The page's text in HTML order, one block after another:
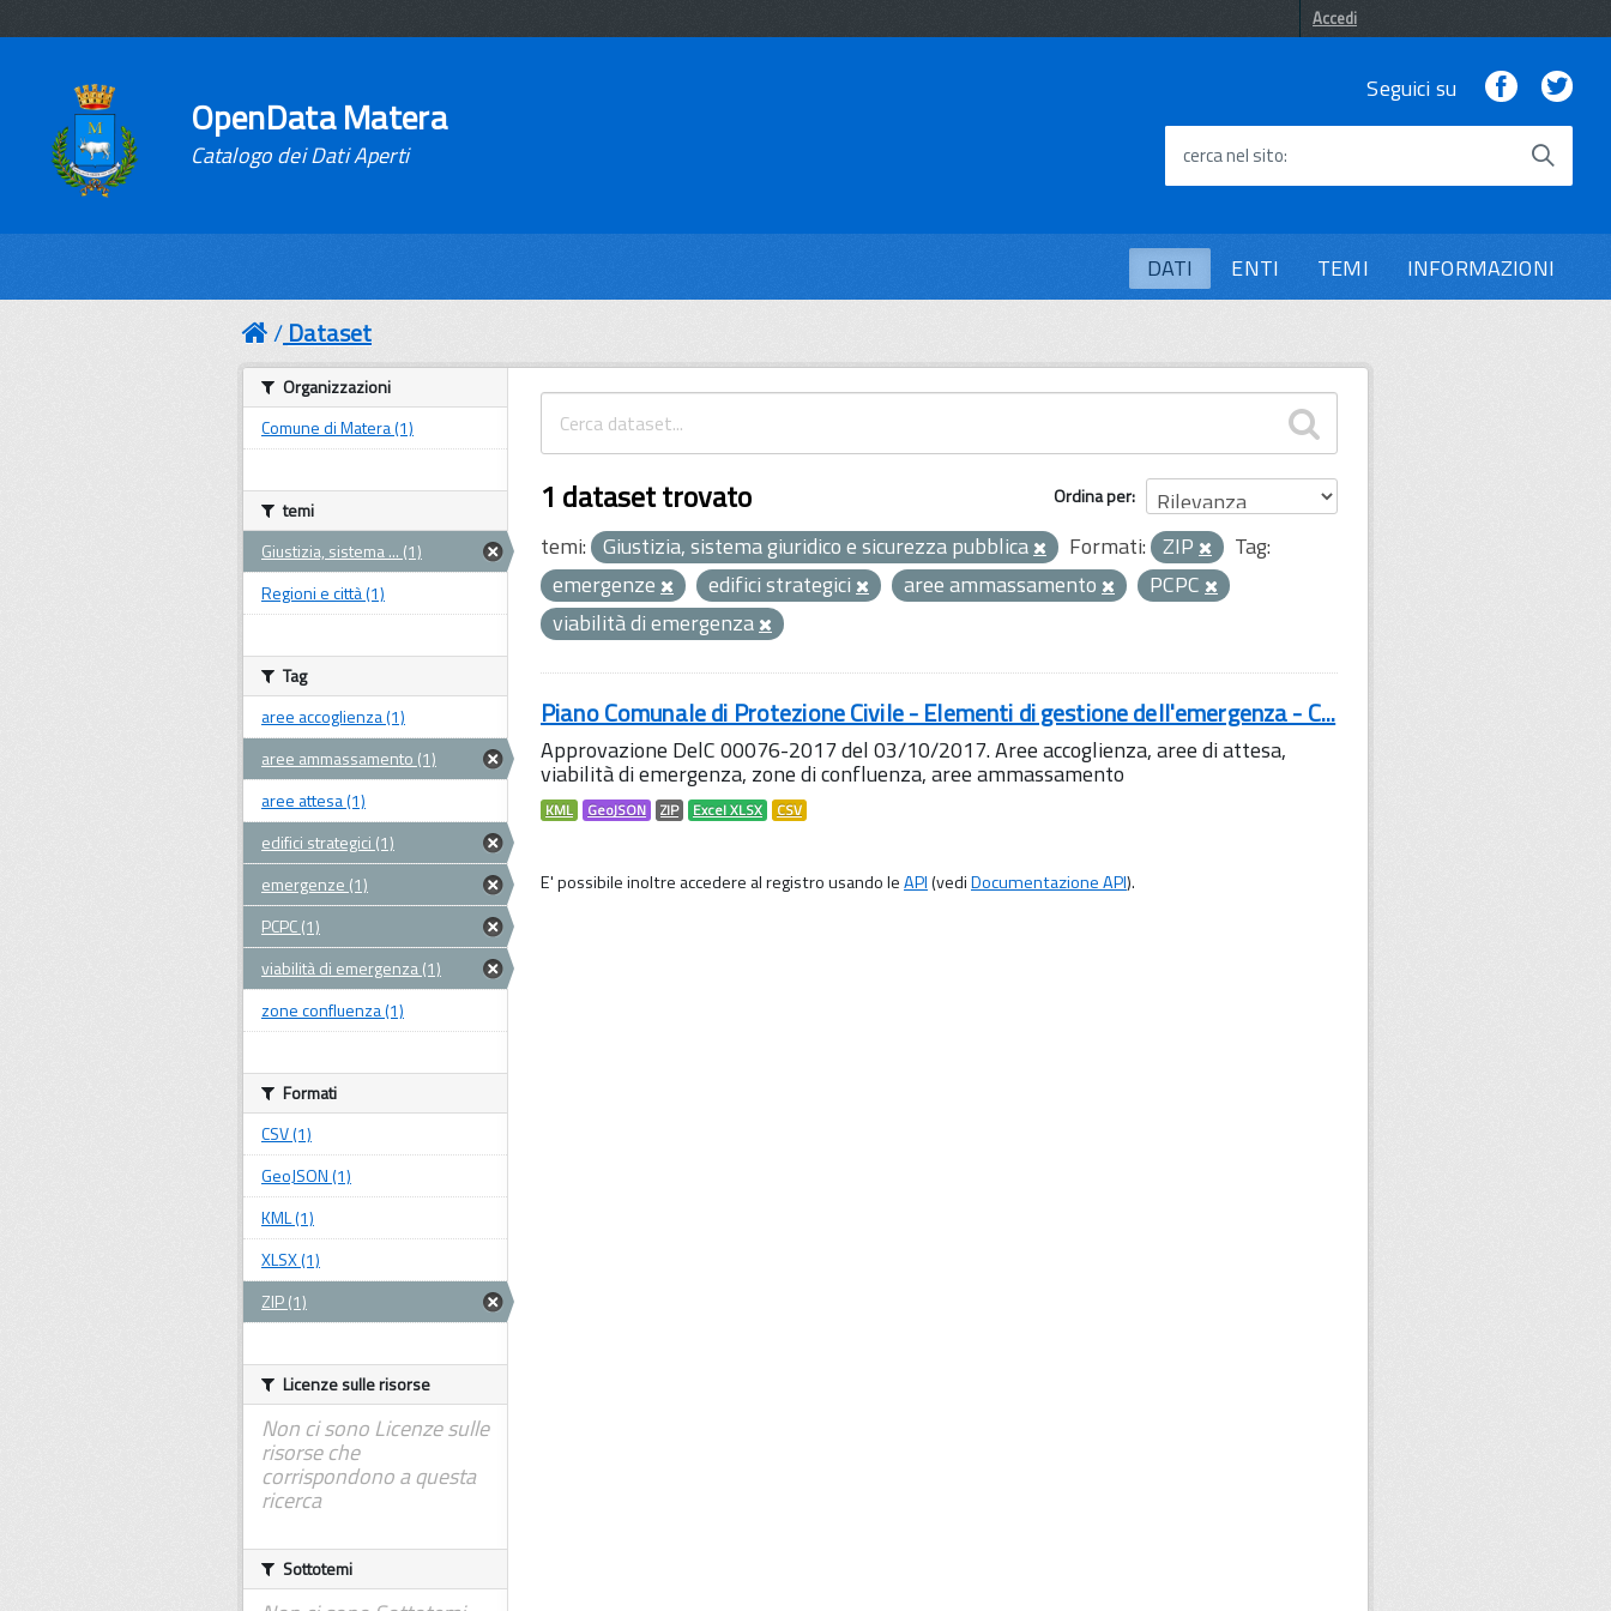
Accedi
OpenData Matera
Catalogo dei Dati Aperti
Seguici su Facebook
cerca nel sito
DATI ENTI TEMI INFORMAZIONI
Dataset
Ordina per
1 dataset trovato
temi: Giustizia, sistema giuridico e sicurezza pubblica Formati: ZIP
Tag:
emergenze
edifici strategici aree ammassamento
PCPC
viabilità di emergenza
Piano Comunale di Protezione Civile - Elementi di gestione dell'emergenza - C...
Approvazione DelC 00076-2017 del 03/10/2017. Aree accoglienza, aree di attesa,
viabilità di emergenza, zone di confluenza, aree ammassamento
KML GeoJSON ZIP Excel XLSX CSV
E' possibile inoltre accedere al registro usando leAPI(vediDocumentazione API).
Organizzazioni
Comune di Matera (1)
temi
Giustizia, sistema ... (1)
Regioni e città (1)
Tag
aree accoglienza (1)
aree ammassamento (1)
aree attesa (1)
edifici strategici (1)
emergenze (1)
PCPC (1)
viabilità di emergenza (1)
zone confluenza (1)
Formati
CSV (1)
GeoJSON (1)
KML (1)
XLSX (1)
ZIP (1)
Licenze sulle risorse
Non ci sono Licenze sulle
risorse che
corrispondono a questa
ricerca
Sottotemi